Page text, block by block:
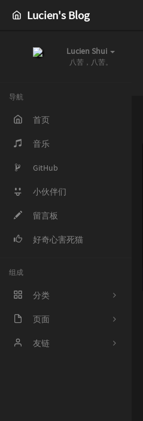
Lucien's Blog
Lucien Shui
八苦，八苦。
导航
首页
音乐
GitHub
小伙伴们
留言板
好奇心害死猫
组成
分类
程序人生
ACM
页面
好奇心害死猫
友链